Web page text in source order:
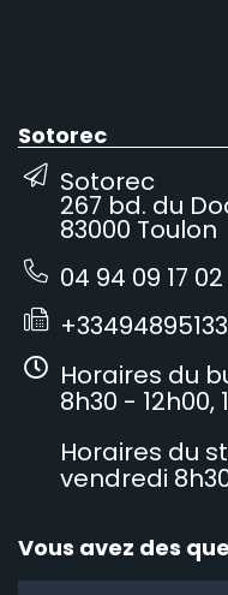
Sotorec
Sotorec
267 bd. du
83000 Toulon
04 94 09 17 02
+33494895133
Horaires du
8h30 - 12h00,
Horaires du
vendredi
Vous avez des